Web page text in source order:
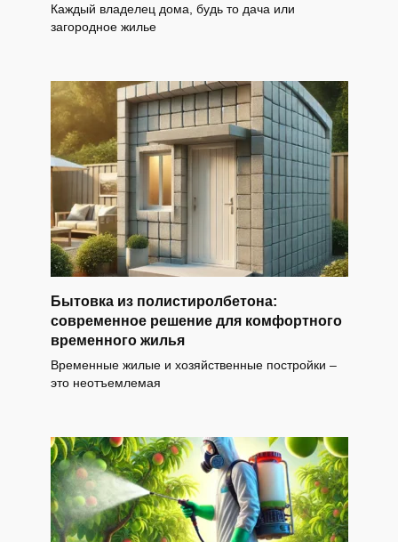
Каждый владелец дома, будь то дача или
загородное жилье
Бытовка из полистиролбетона:
современное решение для комфортного
временного жилья
Временные жилые и хозяйственные постройки –
это неотъемлемая